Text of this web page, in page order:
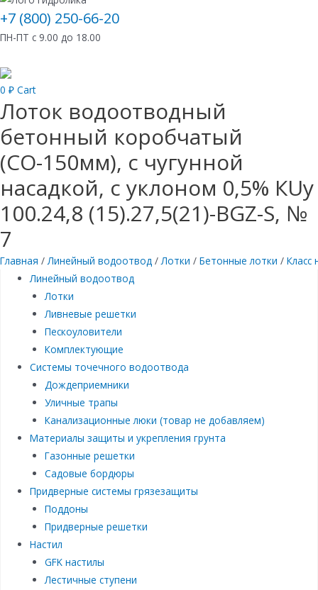
+7 (800) 250-66-20
ПН-ПТ с 9.00 до 18.00
0 ₽ Cart
Лоток водоотводный
бетонный коробчатый
(СО-150мм), с чугунной
насадкой, с уклоном 0,5% КUу
100.24,8 (15).27,5(21)-BGZ-S, №
7
Главная /Линейный водоотвод /Лотки / Бетонные лотки / Класс
Линейный водоотвод
Лотки
Ливневые решетки
Пескоуловители
Комплектующие
Системы точечного водоотвода
Дождеприемники
Уличные трапы
Канализационные люки (товар не добавляем)
Материалы защиты и укрепления грунта
Газонные решетки
Садовые бордюры
Придверные системы грязезащиты
Поддоны
Придверные решетки
Настил
GFK настилы
Лестичные ступени